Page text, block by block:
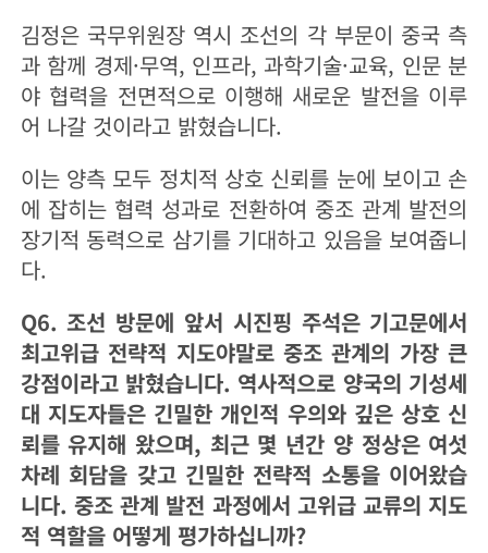
김정은 국무위원장 역시 조선의 각 부문이 중국 측
과 함께 경제·무역, 인프라, 과학기술·교육, 인문 분
야 협력을 전면적으로 이행해 새로운 발전을 이루
어 나갈 것이라고 밝혔습니다.
이는 양측 모두 정치적 상호 신뢰를 눈에 보이고 손
에 잡히는 협력 성과로 전환하여 중조 관계 발전의
장기적 동력으로 삼기를 기대하고 있음을 보여줍니
다.
Q6. 조선 방문에 앞서 시진핑 주석은 기고문에서
최고위급 전략적 지도야말로 중조 관계의 가장 큰
강점이라고 밝혔습니다. 역사적으로 양국의 기성세
대 지도자들은 긴밀한 개인적 우의와 깊은 상호 신
뢰를 유지해 왔으며, 최근 몇 년간 양 정상은 여섯
차례 회담을 갖고 긴밀한 전략적 소통을 이어왔습
니다. 중조 관계 발전 과정에서 고위급 교류의 지도
적 역할을 어떻게 평가하십니까?